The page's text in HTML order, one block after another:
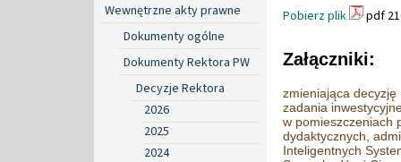
Wewnętrzne akty prawne
Dokumenty ogólne
Dokumenty Rektora PW
Decyzje Rektora
2026
2025
2024
Pobierz plik
pdf
Załączniki:
zmieniająca
zadania
w pomieszczeniach
dydaktycznych,
Inteligentnych